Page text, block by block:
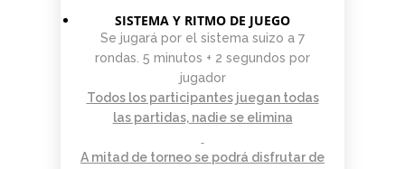
SISTEMA Y RITMO DE JUEGO
Se jugará por el sistema suizo a 7
rondas. 5 minutos + 2 segundos por
jugador
Todos los participantes juegan todas
las partidas, nadie se elimina
A mitad de torneo se podrá disfrutar de